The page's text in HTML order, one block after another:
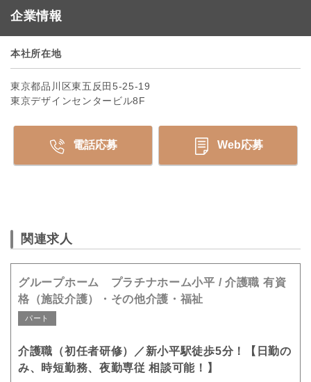
企業情報
本社所在地
東京都品川区東五反田5-25-19
東京デザインセンタービル8F
電話応募 Web応募
関連求人
グループホーム プラチナホーム小平 / 介護職 有資
格（施設介護）・その他介護・福祉
パート
介護職（初任者研修）／新小平駅徒歩5分！【日勤の
み、時短勤務、夜勤専従 相談可能！】